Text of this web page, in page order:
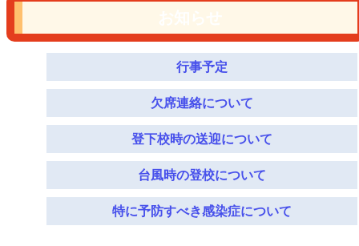
行事予定
欠席連絡について
登下校時の送迎について
台風時の登校について
特に予防すべき感染症について